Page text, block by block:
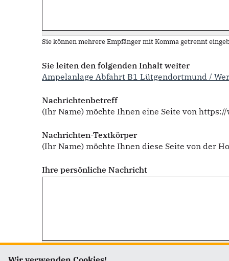
Sie können mehrere Empfänger mit Komma getrennt
Sie leiten den folgenden Inhalt weiter
Ampelanlage Abfahrt B1 Lütgendortmund /
Nachrichtenbetreff
(Ihr Name) möchte Ihnen eine Seite von
Nachrichten-Textkörper
(Ihr Name) möchte Ihnen diese Seite von der
Ihre persönliche Nachricht